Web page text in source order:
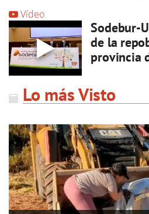
Vídeo
Sodebur-
de la
provincia
Lo más Visto